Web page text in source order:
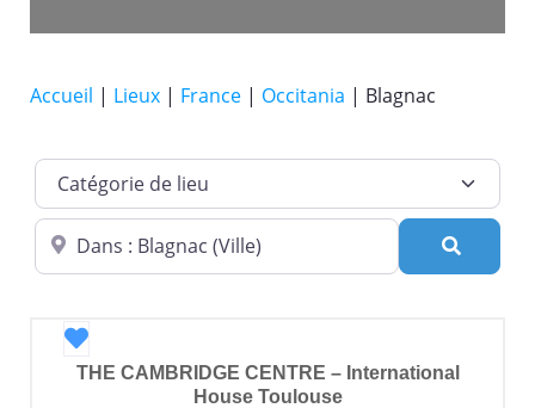
Accueil | Lieux | France | Occitania | Blagnac
Catégorie de lieu
Dans quelle ville ?
Favori
THE CAMBRIDGE CENTRE – International
House Toulouse